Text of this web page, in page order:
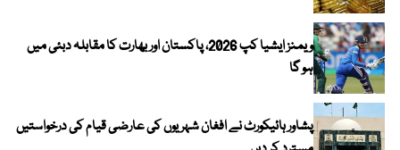
ویمنز ایشیا کپ 2026، پاکستان اور بھارت کا مقابلہ دبئی میں
ہو گا
پشاور ہائیکورٹ نے افغان شہریوں کی عارضی قیام کی درخواستیں